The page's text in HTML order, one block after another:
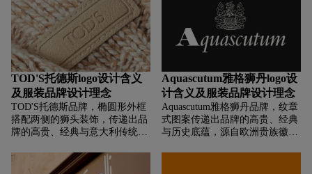
TOD'S托德斯logo设计含义
及服装品牌设计理念
TOD'S托德斯品牌，‌‌‌椭圆形外框
搭配两侧的狮头装饰，传递出品
牌的高贵、经典与意大利传统工
守护，“TOD'S” 以简洁的衬线字
体呈现于椭圆框内，强化品牌识
Aquascutum雅格狮丹logo设
计含义及服装品牌设计理念
Aquascutum雅格狮丹品牌，‌‌‌纹章
式图案传递出品牌的高贵、经典
与历史底蕴，源自欧洲贵族徽章